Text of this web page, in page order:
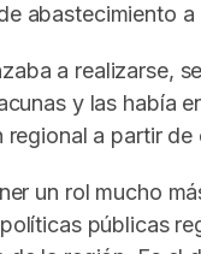
abastecimiento
a realizarse,
y las había
a partir
un rol mucho
públicas